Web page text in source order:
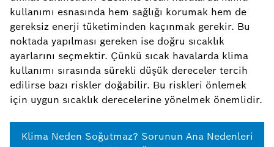
kullanımı esnasında hem sağlığı korumak hem de
gereksiz enerji tüketiminden kaçınmak gerekir. Bu
noktada yapılması gereken ise doğru sıcaklık
ayarlarını seçmektir. Çünkü sıcak havalarda klima
kullanımı sırasında sürekli düşük dereceler tercih
edilirse bazı riskler doğabilir. Bu riskleri önlemek
için uygun sıcaklık derecelerine yönelmek önemlidir.
Klima Neden Soğutmaz? Sorunun Ana Nedenleri